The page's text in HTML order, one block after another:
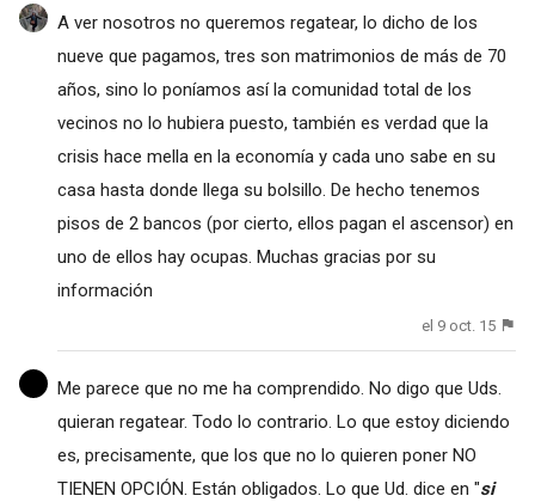
A ver nosotros no queremos regatear, lo dicho de los
nueve que pagamos, tres son matrimonios de más de 70
años, sino lo poníamos así la comunidad total de los
vecinos no lo hubiera puesto, también es verdad que la
crisis hace mella en la economía y cada uno sabe en su
casa hasta donde llega su bolsillo. De hecho tenemos
pisos de 2 bancos (por cierto, ellos pagan el ascensor) en
uno de ellos hay ocupas. Muchas gracias por su
información
el 9 oct. 15
Me parece que no me ha comprendido. No digo que Uds.
quieran regatear. Todo lo contrario. Lo que estoy diciendo
es, precisamente, que los que no lo quieren poner NO
TIENEN OPCIÓN. Están obligados. Lo que Ud. dice en "si